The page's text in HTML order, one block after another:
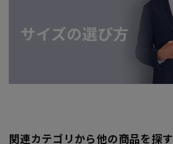
関連カテゴリから他の商品を探す